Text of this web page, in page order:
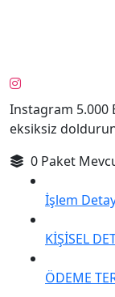
Instagram
eksiksiz
0 Paket
İşlem
KİŞİSEL
ÖDEME